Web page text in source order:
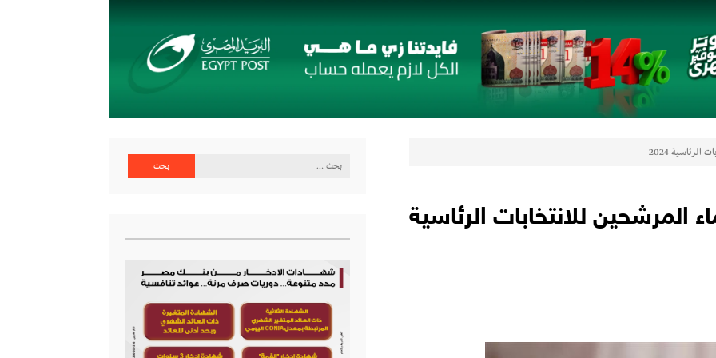
حضورها في سوق تحويلات المصريين بالخارج
أومودا وجايكو باستثمار 5 مليار جنيه لدعم قطاع السيارات في مصر
2024
المرشحين للانتخابات الرئاسية
البحث